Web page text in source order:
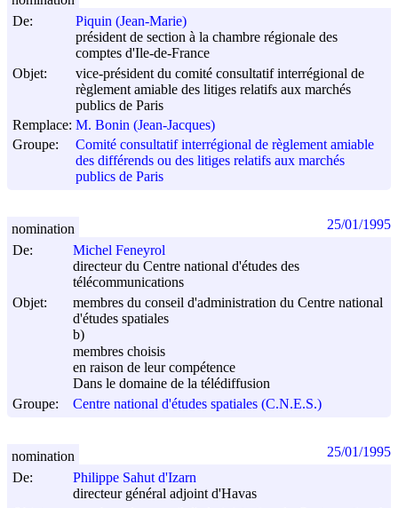
De:
Piquin (Jean-Marie)
président de section à la chambre régionale des
comptes d'Ile-de-France
Objet:
vice-président du comité consultatif interrégional de
règlement amiable des litiges relatifs aux marchés
publics de Paris
Remplace: M. Bonin (Jean-Jacques)
Groupe:
Comité consultatif interrégional de règlement amiable
des différends ou des litiges relatifs aux marchés
publics de Paris
De:
Michel Feneyrol
directeur du Centre national d'études des
télécommunications
Objet:
membres du conseil d'administration du Centre national
d'études spatiales
b)
membres choisis
en raison de leur compétence
Dans le domaine de la télédiffusion
Groupe:
Centre national d'études spatiales (C.N.E.S.)
nomination 25/01/1995
De:
Philippe Sahut d'Izarn
directeur général adjoint d'Havas
nomination 25/01/1995